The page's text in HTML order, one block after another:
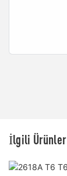
İlgili Ürünler